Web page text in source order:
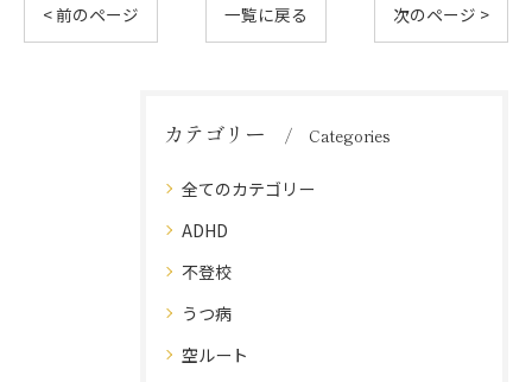
< 前のページ 一覧に戻る 次のページ >
カテゴリー Categories
全てのカテゴリー
ADHD
不登校
うつ病
空ルート